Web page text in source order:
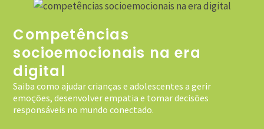
Competências
socioemocionais na era
digital
Saiba como ajudar crianças e adolescentes a gerir
emoções, desenvolver empatia e tomar decisões
responsáveis no mundo conectado.